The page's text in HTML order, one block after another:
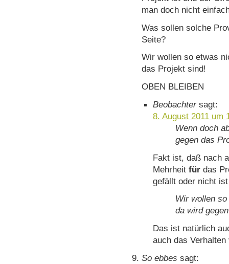
man doch nicht
Was sollen solche
Seite?
Wir wollen so etwas
das Projekt sind!
OBEN BLEIBEN
Beobachter sagt:
8. August 2011 um
Wenn doch
gegen das
Fakt ist, daß nach
Mehrheitfür das
gefällt oder nicht
Wir wollen
da wird
Das ist natürlich
auch das
So ebbes sagt: